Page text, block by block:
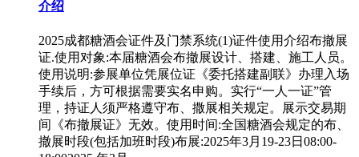
介绍
2025成都糖酒会证件及门禁系统(1)证件使用介绍布撤展
证.使用对象:本届糖酒会布撤展设计、搭建、施工人员。
使用说明:参展单位凭展位证《委托搭建副联》办理入场
手续后，方可根据需要实名申购。实行“一人一证”管
理，持证人须严格遵守布、撒展相关规定。展示交易期
间《布撤展证》无效。使用时间:全国糖酒会规定的布、
撤展时段(包括加班时段)布展:2025年3月19-23日08:00-